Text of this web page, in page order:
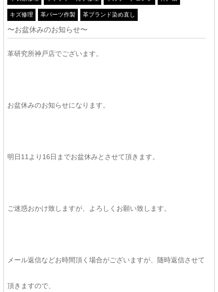
キズ修理 革パーツ作製 革ブランド染め直し
〜お盆休みのお知らせ〜
革研究所神戸店でございます。
お盆休みのお知らせになります。
明日11より16日までお盆休みとさせて頂きます。
ご迷惑おかけ致しますが、よろしくお願い致します。
メール返信などお時間頂く場合がございますが、随時返信させて
頂きますので、